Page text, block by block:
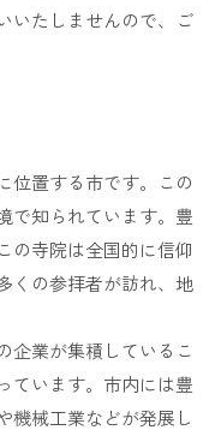
いたしませんので、ご
位置する市です。この
で知られています。豊
の寺院は全国的に信仰
くの参拝者が訪れ、地
企業が集積しているこ
ています。市内には豊
機械工業などが発展し